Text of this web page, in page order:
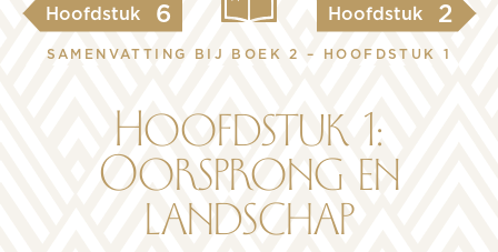
Hoofdstuk 6 Hoofdstuk 2
SAMENVATTING BIJ BOEK 2 – HOOFDSTUK 1
Hoofdstuk 1:
Oorsprong en
landschap